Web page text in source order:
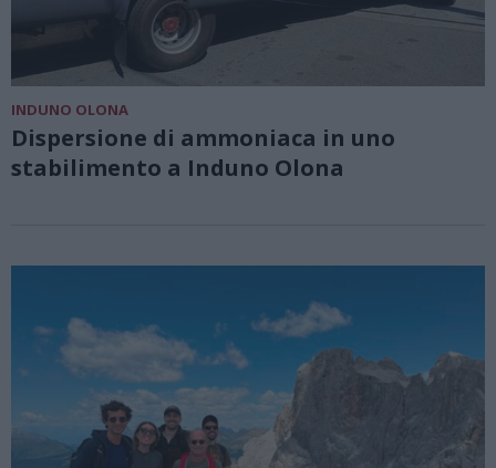
INDUNO OLONA
Dispersione di ammoniaca in uno
stabilimento a Induno Olona